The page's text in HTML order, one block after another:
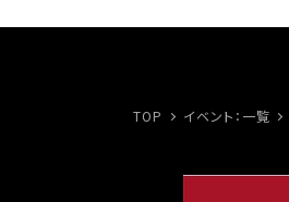
TOP イベント：一覧